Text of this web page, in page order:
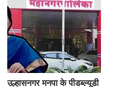
उल्हासनगर मनपा के पीडब्ल्यूडी